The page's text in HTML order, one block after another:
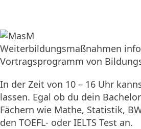
Weiterbildungsmaßnahmen
Vortragsprogramm von
In der Zeit von 10 – 16 Uhr
lassen. Egal ob du dein
Fächern wie Mathe, Statistik,
den TOEFL- oder IELTS Test an.